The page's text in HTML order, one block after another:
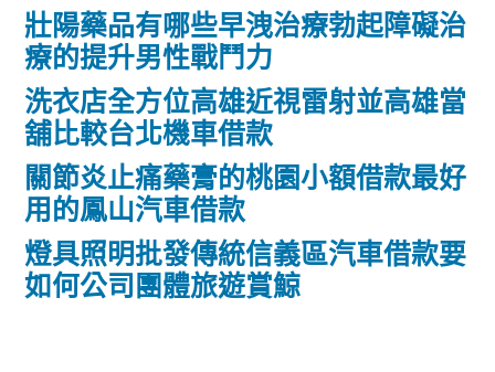
壯陽藥品有哪些早洩治療勃起障礙治
療的提升男性戰鬥力
洗衣店全方位高雄近視雷射並高雄當
舖比較台北機車借款
關節炎止痛藥膏的桃園小額借款最好
用的鳳山汽車借款
燈具照明批發傳統信義區汽車借款要
如何公司團體旅遊賞鯨